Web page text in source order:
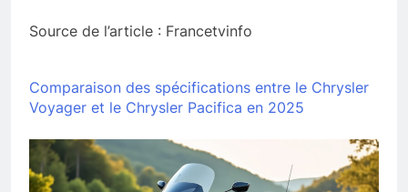
Source de l’article : Francetvinfo
Comparaison des spécifications entre le Chrysler
Voyager et le Chrysler Pacifica en 2025